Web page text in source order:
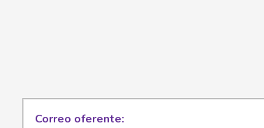
Correo oferente